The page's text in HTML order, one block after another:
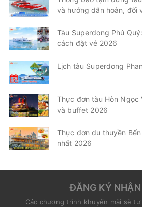
và hướng dẫn hoàn, đổi
Tàu Superdong Phú
cách đặt vé 2026
Lịch tàu Superdong
Thực đơn tàu Hòn Ngọc
và buffet 2026
Thực đơn du thuyền
nhất 2026
ĐĂNG KÝ NHẬN
Các chương trình khuyến mãi sẽ